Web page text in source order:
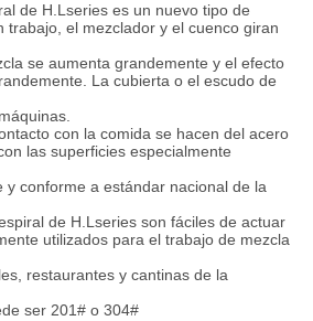
de H.Lseries es un nuevo tipo de
trabajo, el mezclador y el cuenco giran
se aumenta grandemente y el efecto
La cubierta o el escudo de
con la comida se hacen del acero
las superficies especialmente
y conforme a estándar nacional de la
de H.Lseries son fáciles de actuar
utilizados para el trabajo de mezcla
restaurantes y cantinas de la
ser 201# o 304#